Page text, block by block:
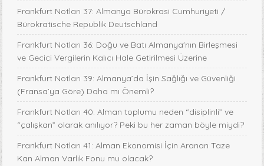
Frankfurt Notları 37: Almanya Bürokrasi Cumhuriyeti /
Bürokratische Republik Deutschland
Frankfurt Notları 36: Doğu ve Batı Almanya'nın Birleşmesi
ve Gecici Vergilerin Kalıcı Hale Getirilmesi Üzerine
Frankfurt Notları 39: Almanya’da İşin Sağlığı ve Güvenliği
(Fransa’ya Göre) Daha mı Önemli?
Frankfurt Notları 40: Alman toplumu neden “disiplinli” ve
“çalışkan” olarak anılıyor? Peki bu her zaman böyle miydi?
Frankfurt Notları 41: Alman Ekonomisi İçin Aranan Taze
Kan Alman Varlık Fonu mu olacak?